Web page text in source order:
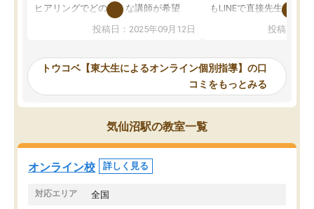
ヒアリングでどのような講師が希望
か、オプションは付帯するかなど選ぶ
事が出来ました。
ーティングを行い、その講師で良いか
見てから講師を決定する事ができま
す。
うちの子は、初回面談の講師の方で決
オンラインツールを使用した単語帳の
共有があり宿題もそちらで出される形
でした。
投稿日：2025年09月12日
もLINEで直接先生に質問
めれるので、個人に合
いなのがあり(有料)、受
ことをどんなスケジュー
くか相談したのですが、
ち期待したものではなく
くなってきたようなので
投稿日：
トウコベ【東大生によるオンライン個別指導】の口
コミをもっとみる
気仙沼駅の教室一覧
オンライン校 詳しく見る
対応エリア 全国